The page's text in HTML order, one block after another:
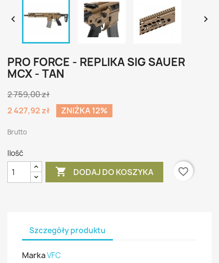
 
PRO FORCE - REPLIKA SIG SAUER
MCX - TAN
2 759,00 zł
2 427,92 zł
ZNIŻKA 12%
Brutto
Ilość
 DODAJ DO KOSZYKA favorite_border
Szczegóły produktu
MarkaVFC